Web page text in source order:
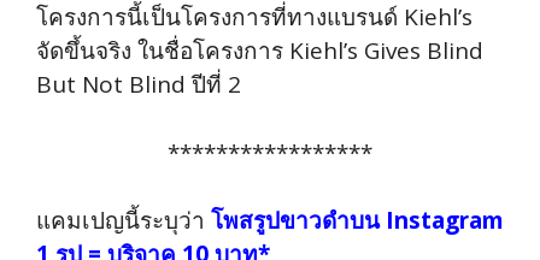
โครงการนี้เป็นโครงการที่ทางแบรนด์ Kiehl’s
จัดขึ้นจริง ในชื่อโครงการ Kiehl’s Gives Blind
But Not Blind ปีที่ 2
*****************
แคมเปญนี้ระบุว่า โพสรูปขาวดำบน Instagram